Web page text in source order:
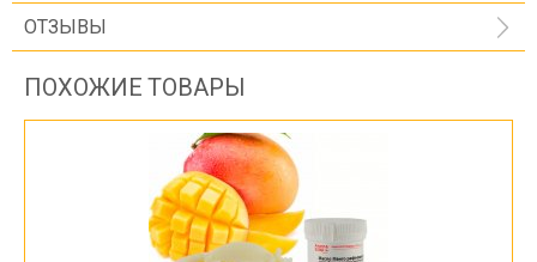
ОТЗЫВЫ
ПОХОЖИЕ ТОВАРЫ